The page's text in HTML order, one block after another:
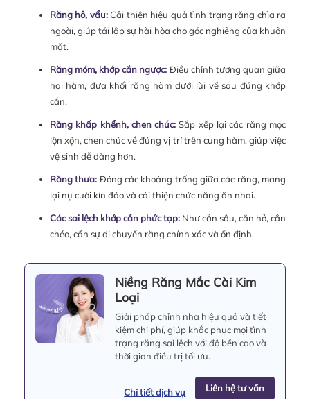
Răng hô, vẩu:Cải thiện hiệu quả tình trạng răng chìa ra
ngoài, giúp tái lập sự hài hòa cho góc nghiêng của khuôn
mặt.
Răng móm, khớp cắn ngược: Điều chỉnh tương quan giữa
hai hàm, đưa khối răng hàm dưới lùi về sau đúng khớp
cắn.
Răng khấp khểnh, chen chúc: Sắp xếp lại các răng mọc
lộn xộn, chen chúc về đúng vị trí trên cung hàm, giúp việc
vệ sinh dễ dàng hơn.
Răng thưa: Đóng các khoảng trống giữa các răng, mang
lại nụ cười kín đáo và cải thiện chức năng ăn nhai.
Các sai lệch khớp cắn phức tạp:Như cắn sâu, cắn hở, cắn
chéo, cần sự di chuyển răng chính xác và ổn định.
Niềng Răng Mắc Cài Kim
Loại
Giải pháp chỉnh nha hiệu quả và tiết
kiệm chi phí, giúp khắc phục mọi tình
trạng răng sai lệch với độ bền cao và
thời gian điều trị tối ưu.
Chi tiết dịch vụ Liên hệ tư vấn